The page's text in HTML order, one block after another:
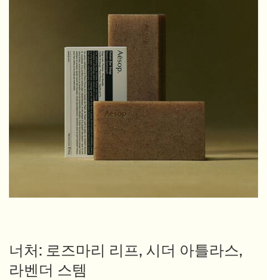
너처: 로즈마리 리프, 시더 아틀라스,
라벤더 스템